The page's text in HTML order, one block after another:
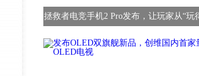
拯救者电竞手机2 Pro发布，让玩家从“玩